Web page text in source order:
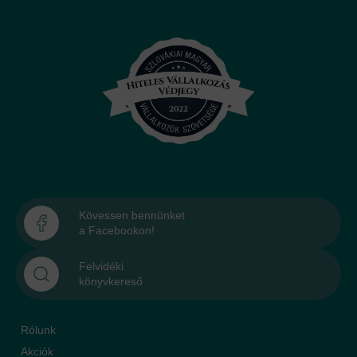
Kövessen bennünket
a Facebookon!
Felvidéki
könyvkereső
Rólunk
Akciók